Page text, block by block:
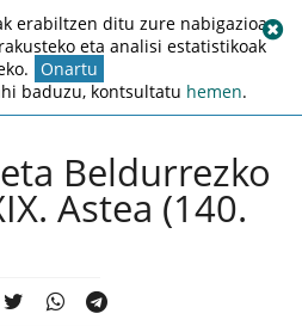
Beldurrezko
Astea (140.
erabiltzen ditu zure nabigazioa
eta analisi estatistikoak
Onartu
baduzu, kontsultatu hemen.